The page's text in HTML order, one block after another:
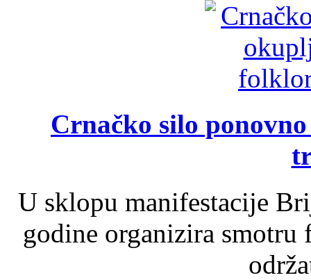
Crnačko silo
U sklopu manifestacije
godine organizira